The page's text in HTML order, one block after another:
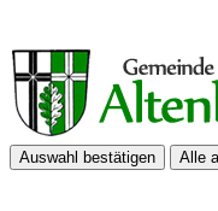
Auswahl bestätigen Alle